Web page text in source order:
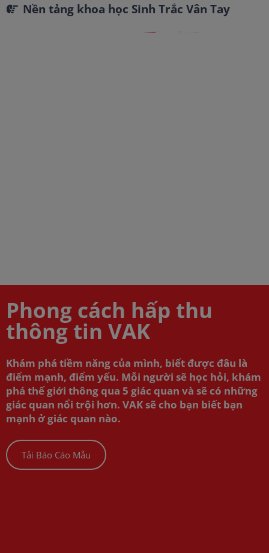
Nền tảng khoa học Sinh Trắc Vân Tay
Phong cách hấp thu
thông tin VAK
Khám phá tiềm năng của mình, biết được đâu là
điểm mạnh, điểm yếu. Mỗi người sẽ học hỏi, khám
phá thế giới thông qua 5 giác quan và sẽ có những
giác quan nổi trội hơn. VAK sẽ cho bạn biết bạn
mạnh ở giác quan nào.
Tải Báo Cáo Mẫu